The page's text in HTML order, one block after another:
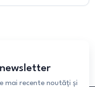
mai recente noutăți și